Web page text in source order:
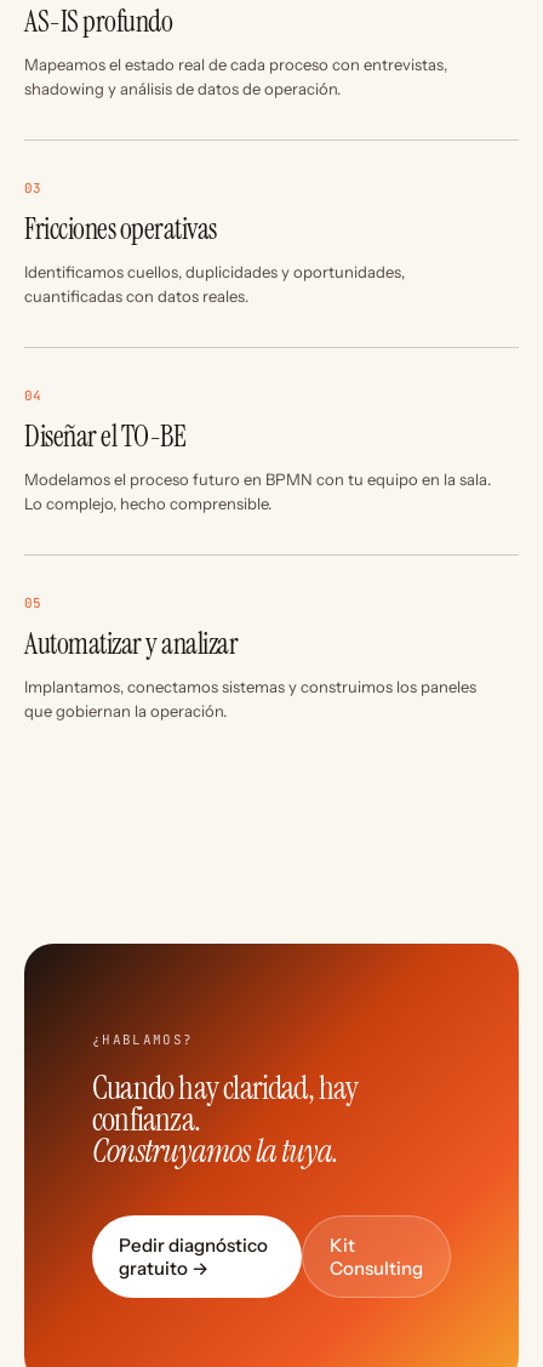
AS-IS profundo
Mapeamos el estado real de cada proceso con entrevistas,
shadowing y análisis de datos de operación.
03
Fricciones operativas
Identificamos cuellos, duplicidades y oportunidades,
cuantificadas con datos reales.
04
Diseñar el TO-BE
Modelamos el proceso futuro en BPMN con tu equipo en la sala.
Lo complejo, hecho comprensible.
05
Automatizar y analizar
Implantamos, conectamos sistemas y construimos los paneles
que gobiernan la operación.
¿HABLAMOS?
Cuando hay claridad, hay
confianza.
Construyamos la tuya.
Pedir diagnóstico
gratuito →
Kit
Consulting